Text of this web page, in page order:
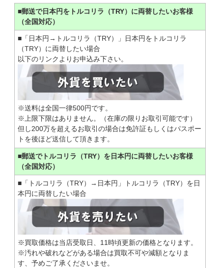
■郵送で日本円をトルコリラ（TRY）に両替したいお客様
（全国対応）
■「日本円→トルコリラ（TRY）」日本円をトルコリラ
（TRY）に両替したい場合
以下のリンクよりお申込み下さい。
※送料は全国一律500円です。
※上限下限はありません。（在庫の限りお取引可能です）
但し200万を超えるお取引の場合は免許証もしくはパスポー
トを後ほど送信して頂きます。
■郵送でトルコリラ（TRY）を日本円に両替したいお客様
（全国対応）
■「トルコリラ（TRY）→日本円」トルコリラ（TRY）を日
本円に両替したい場合
※買取価格は当店受取日、11時頃更新の価格となります。
※汚れや破れなどがある場合は買取不可や減額となりま
す、予めご了承くださいませ。